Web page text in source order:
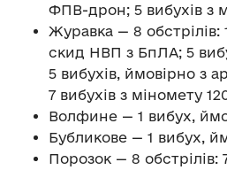
ФПВ-дрон; 5 вибухів з
Журавка — 8 обстрілів:
скид НВП з БпЛА; 5
5 вибухів, ймовірно з
7 вибухів з міномету
Волфине — 1 вибух,
Бубликове — 1 вибух,
Порозок — 8 обстрілів: